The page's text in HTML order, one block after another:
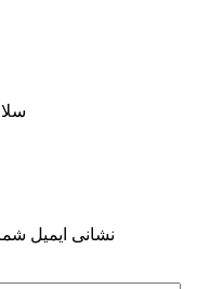
نشانی ایمیل